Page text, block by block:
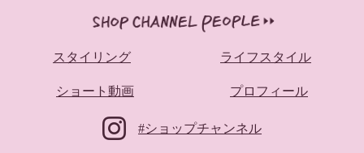
スタイリング ライフスタイル
ショート動画 プロフィール
#ショップチャンネル